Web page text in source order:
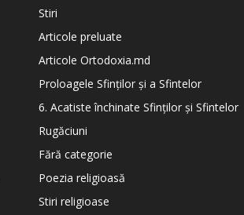
Stiri
Articole preluate
Articole Ortodoxia.md
Proloagele Sfinților și a Sfintelor
6. Acatiste închinate Sfinților și Sfintelor
Rugăciuni
Fără categorie
Poezia religioasă
Stiri religioase